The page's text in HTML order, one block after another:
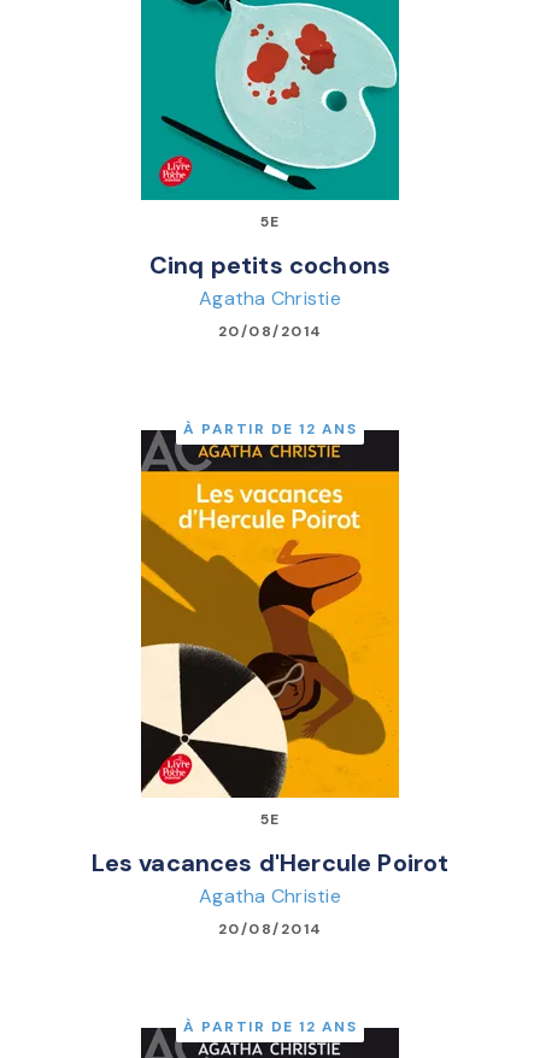
5E
Cinq petits cochons
Agatha Christie
20/08/2014
À PARTIR DE 12 ANS
5E
Les vacances d'Hercule Poirot
Agatha Christie
20/08/2014
À PARTIR DE 12 ANS